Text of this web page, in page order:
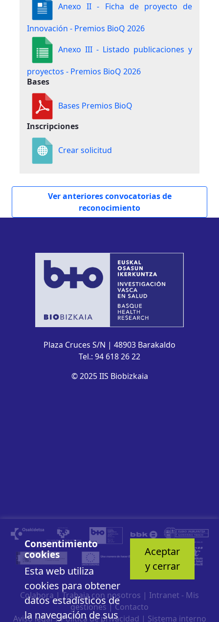
Anexo II - Ficha de proyecto de
Innovación - Premios BioQ 2026
Anexo III - Listado publicaciones y
proyectos - Premios BioQ 2026
Bases
Bases Premios BioQ
Inscripciones
Crear solicitud
Ver anteriores convocatorias de
reconocimiento
Plaza Cruces S/N | 48903 Barakaldo
Tel.: 94 618 26 22
© 2025 IIS Biobizkaia
Consentimiento
cookies
Esta web utiliza
cookies para obtener
datos estadísticos de
la navegación de sus
Aceptar
y cerrar
Colabora | Trabaja con nosotros | Intranet - Mis
gestiones |Contacto
Aviso legal|Política de privacidad | Sistema interno